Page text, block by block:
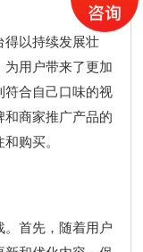
得以持续发展壮
为用户带来了更加
符合自己口味的视
和商家推广产品的
购买。
。首先，随着用户